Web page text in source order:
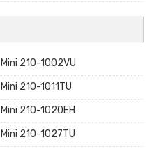
Mini 210-1002VU
Mini 210-1011TU
Mini 210-1020EH
Mini 210-1027TU